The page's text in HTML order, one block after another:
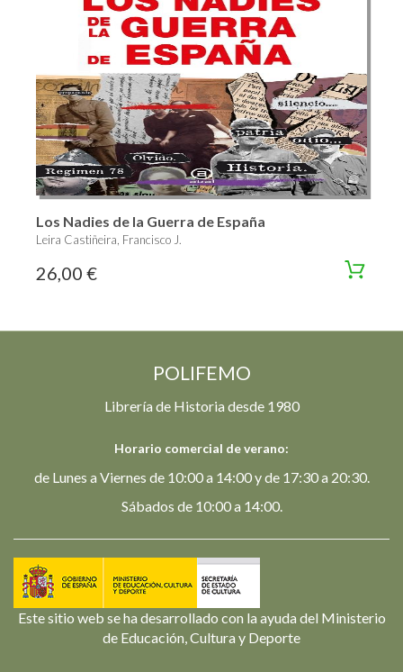
Los Nadies de la Guerra de España
Leira Castiñeira, Francisco J.
26,00 €
POLIFEMO
Librería de Historia desde 1980
Horario comercial de verano:
de Lunes a Viernes de 10:00 a 14:00 y de 17:30 a 20:30.
Sábados de 10:00 a 14:00.
Este sitio web se ha desarrollado con la ayuda del Ministerio
de Educación, Cultura y Deporte